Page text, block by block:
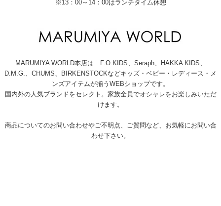
※13：00～14：00はランチタイム休憩
MARUMIYA WORLD本店は F.O.KIDS、Seraph、HAKKA KIDS、
D.M.G.、CHUMS、BIRKENSTOCKなどキッズ・ベビー・レディース・メ
ンズアイテムが揃うWEBショップです。
国内外の人気ブランドをセレクト。家族全員でオシャレをお楽しみいただ
けます。
商品についてのお問い合わせやご不明点、ご質問など、お気軽にお問い合
わせ下さい。